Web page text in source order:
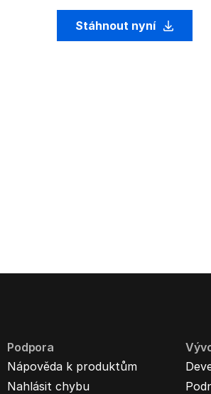
Stáhnout nyní
Podpora
Nápověda k produktům
Nahlásit chybu